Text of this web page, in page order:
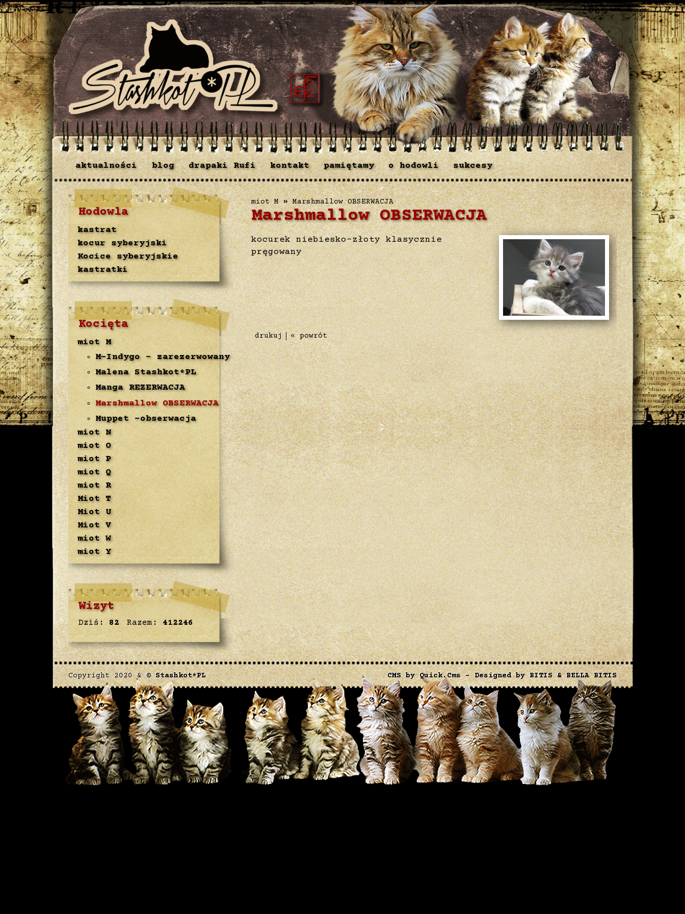
aktualności blog drapaki Rufi kontakt pamiętamy o hodowli sukcesy
Hodowla
kastrat
kocur syberyjski
Kocice syberyjskie
kastratki
Kocięta
miot M
M-Indygo - zarezerwowany
Malena Stashkot*PL
Manga REZERWACJA
Marshmallow OBSERWACJA
Muppet -obserwacja
miot N
miot O
miot P
miot Q
miot R
Miot T
Miot U
Miot V
miot W
miot Y
Wizyt
Dziś:82 Razem:412246
Marshmallow OBSERWACJA
miot M»Marshmallow OBSERWACJA
kocurek niebiesko-złoty klasycznie
pręgowany
drukuj « powrót
Copyright 2020 & ©Stashkot*PL CMS by Quick.Cms- Designed byBITIS&BELLA BITIS